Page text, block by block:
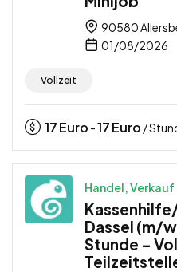
90580
01/08/2026
Vollzeit
17Euro -17Euro /
Handel, Verkauf
Dassel (m/
Stunde –